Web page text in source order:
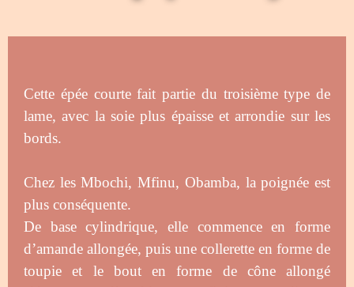
Cette épée courte fait partie du troisième type de
lame, avec la soie plus épaisse et arrondie sur les
bords.
Chez les Mbochi, Mfinu, Obamba, la poignée est
plus conséquente.
De base cylindrique, elle commence en forme
d’amande allongée, puis une collerette en forme de
toupie et le bout en forme de cône allongé